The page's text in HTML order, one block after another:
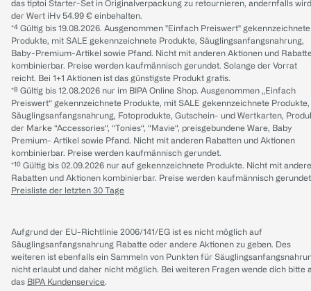
das tiptoi Starter-Set in Originalverpackung zu retournieren, andernfalls wird
der Wert iHv 54.99 € einbehalten.
*⁴ Gültig bis 19.08.2026. Ausgenommen "Einfach Preiswert" gekennzeichnete
Produkte, mit SALE gekennzeichnete Produkte, Säuglingsanfangsnahrung,
Baby-Premium-Artikel sowie Pfand. Nicht mit anderen Aktionen und
kombinierbar. Preise werden kaufmännisch gerundet. Solange der Vorrat
reicht. Bei 1+1 Aktionen ist das günstigste Produkt gratis.
*⁸ Gültig bis 12.08.2026 nur im BIPA Online Shop. Ausgenommen „Einfach
Preiswert“ gekennzeichnete Produkte, mit SALE gekennzeichnete Produkte,
Säuglingsanfangsnahrung, Fotoprodukte, Gutschein- und Wertkarten,
der Marke “Accessories“, “Tonies“, “Mavie“, preisgebundene Ware, Baby
Premium- Artikel sowie Pfand. Nicht mit anderen Rabatten und Aktionen
kombinierbar. Preise werden kaufmännisch gerundet.
*¹⁰ Gültig bis 02.09.2026 nur auf gekennzeichnete Produkte. Nicht mit
Rabatten und Aktionen kombinierbar. Preise werden kaufmännisch
Preisliste der letzten 30 Tage
Aufgrund der EU-Richtlinie 2006/141/EG ist es nicht möglich auf
Säuglingsanfangsnahrung Rabatte oder andere Aktionen zu geben. Des
weiteren ist ebenfalls ein Sammeln von Punkten für
nicht erlaubt und daher nicht möglich. Bei weiteren Fragen wende dich bitte
das BIPA Kundenservice.